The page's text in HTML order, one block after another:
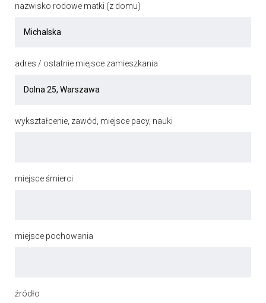
nazwisko rodowe matki (z domu)
adres / ostatnie miejsce zamieszkania
wykształcenie, zawód, miejsce pacy, nauki
miejsce śmierci
miejsce pochowania
źródło